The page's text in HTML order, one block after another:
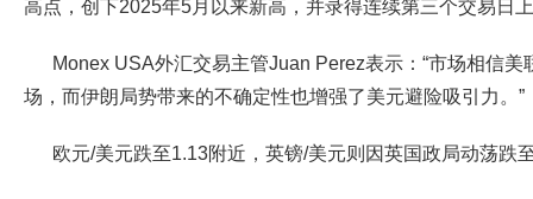
高点，创下2025年5月以来新高，并录得连续第三个交易日
Monex USA外汇交易主管Juan Perez表示：“市场相信
场，而伊朗局势带来的不确定性也增强了美元避险吸引力。”
欧元/美元跌至1.13附近，英镑/美元则因英国政局动荡跌